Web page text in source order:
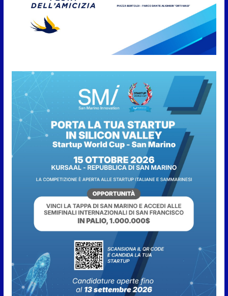
“San Marino Antiqua –
Leggende e storie del Titano”:
l’inequivocabile successo di
pubblico e di partecipazione
6 Agosto 2026